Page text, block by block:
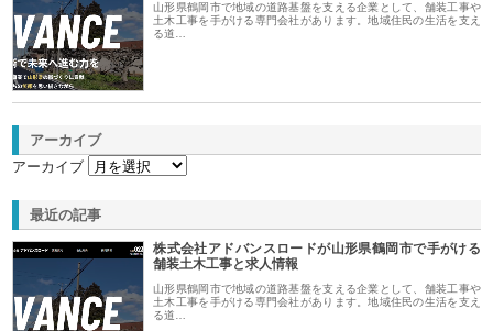
山形県鶴岡市で地域の道路基盤を支える企業として、舗装工事や
土木工事を手がける専門会社があります。地域住民の生活を支え
る道…
アーカイブ
アーカイブ
最近の記事
株式会社アドバンスロードが山形県鶴岡市で手がける
舗装土木工事と求人情報
山形県鶴岡市で地域の道路基盤を支える企業として、舗装工事や
土木工事を手がける専門会社があります。地域住民の生活を支え
る道…